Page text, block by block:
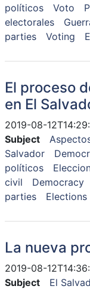
políticos
Voto
electorales
parties
Voting
El proceso
en El
2019-08-
Subject
Salvador
políticos
civil
Democracy
parties
Elections
La nueva
2019-08-
Subject
El